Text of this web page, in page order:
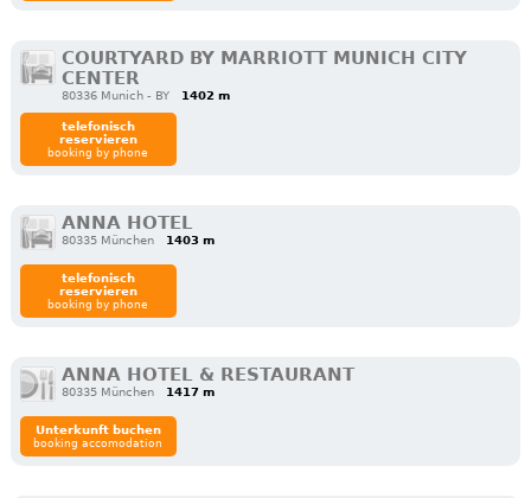
COURTYARD BY MARRIOTT MUNICH CITY
CENTER
80336 Munich - BY 1402 m
telefonisch
reservieren
booking by phone
ANNA HOTEL
80335 München 1403 m
telefonisch
reservieren
booking by phone
ANNA HOTEL & RESTAURANT
80335 München 1417 m
Unterkunft buchen
booking accomodation